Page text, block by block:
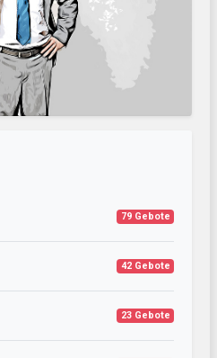
79 Gebote
42 Gebote
23 Gebote